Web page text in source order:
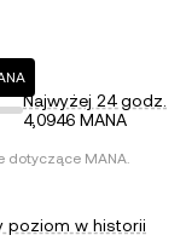
Najwyżej 24 godz.
4,0946 MANA
dotyczące MANA.
poziom w historii